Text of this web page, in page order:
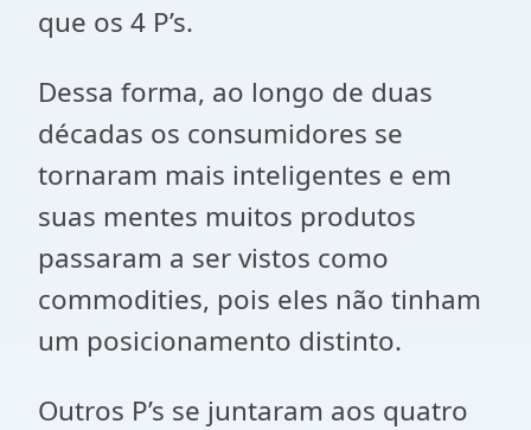
que os 4 P’s.
Dessa forma, ao longo de duas
décadas os consumidores se
tornaram mais inteligentes e em
suas mentes muitos produtos
passaram a ser vistos como
commodities, pois eles não tinham
um posicionamento distinto.
Outros P’s se juntaram aos quatro